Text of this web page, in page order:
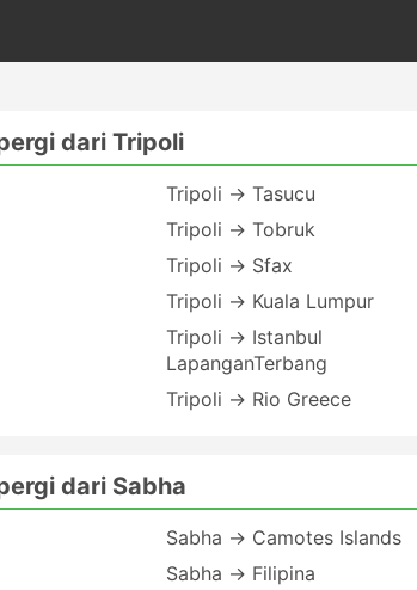
dari Tripoli
Tripoli → Tasucu
Tripoli → Tobruk
Tripoli → Sfax
Tripoli → Kuala Lumpur
Tripoli → Istanbul
LapanganTerbang
Tripoli → Rio Greece
dari Sabha
Sabha → Camotes Islands
Sabha → Filipina